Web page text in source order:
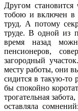
Другом становится
тобою и включен в
труд. А потому
труде. В одной из
время назад
пенсионеров,
загородный
месту работы, они
сидится в такую-то
бы спокойно
трогательная
оставляла